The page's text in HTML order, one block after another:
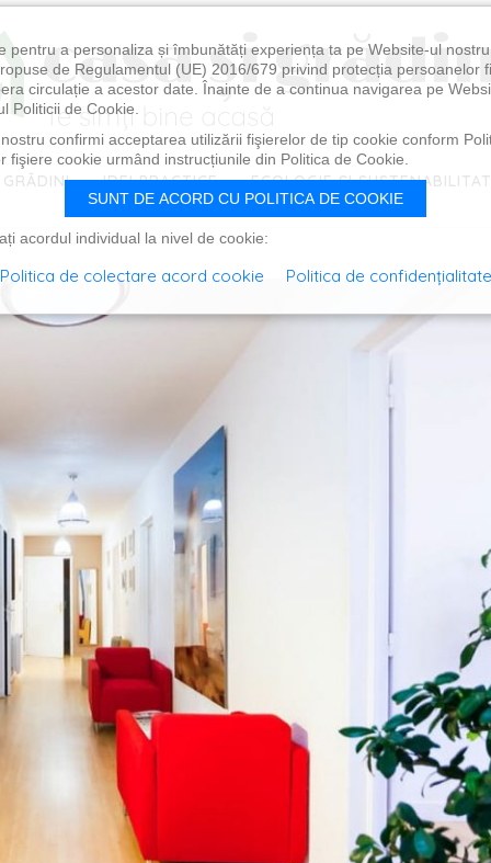
IDEI PRACTICE ECOLOGIE ȘI
pentru a personaliza și îmbunătăți experiența ta pe Website-ul
de Regulamentul (UE) 2016/679 privind protecția persoanelor
circulație a acestor date. Înainte de a continua navigarea pe
Politicii de Cookie.
confirmi acceptarea utilizării fişierelor de tip cookie conform
cookie urmând instrucțiunile din Politica de Cookie.
SUNT DE ACORD CU POLITICA DE COOKIE
acordul individual la nivel de cookie:
Politica de colectare acord cookie Politica de confidențialitate